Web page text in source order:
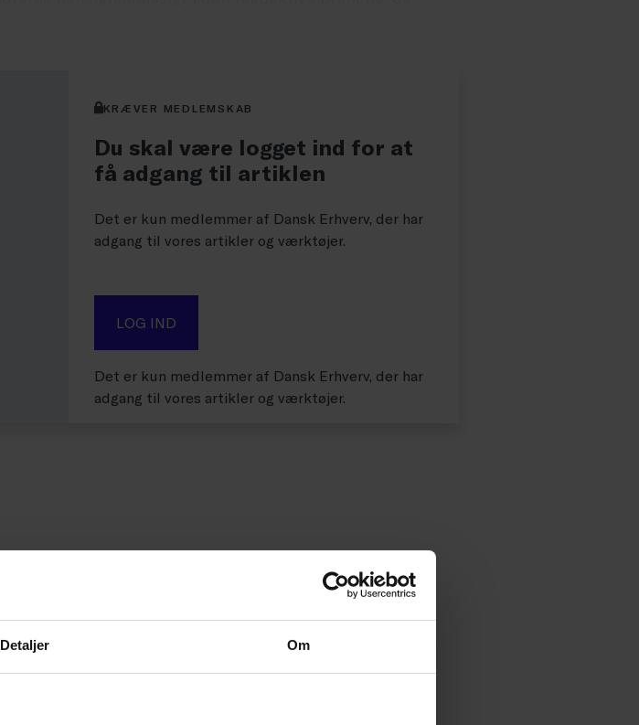
Detaljer Om
KRÆVER MEDLEMSKAB
Du skal være logget ind for at
få adgang til artiklen
Det er kun medlemmer af Dansk Erhverv, der har
adgang til vores artikler og værktøjer.
LOG IND
Det er kun medlemmer af Dansk Erhverv, der har
adgang til vores artikler og værktøjer.